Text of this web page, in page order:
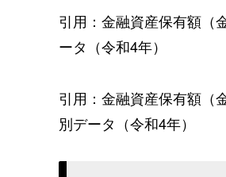
引用：金融資産保有額（
ータ（令和4年）
引用：金融資産保有額（
別データ（令和4年）